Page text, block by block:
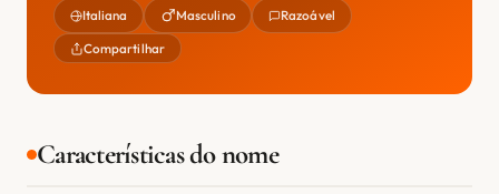
Italiana Masculino Razoável
Compartilhar
Características do nome